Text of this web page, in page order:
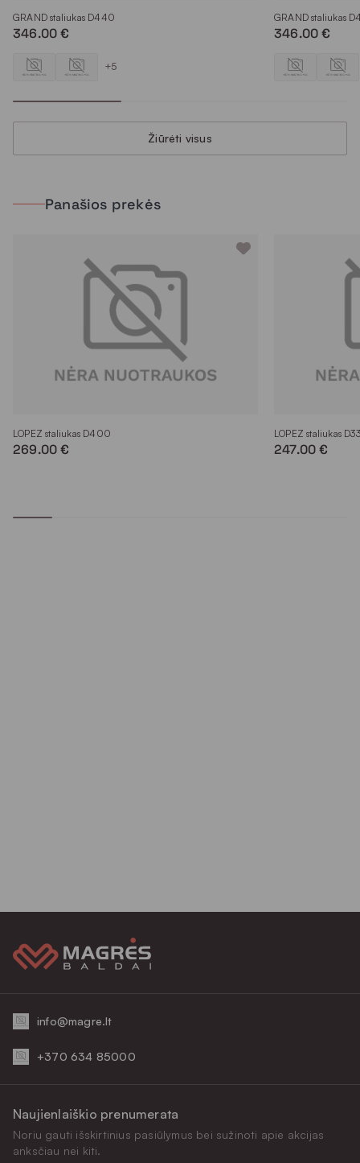
GRAND staliukas D440
346.00 €
+5
GRAND staliukas
346.00 €
Žiūrėti visus
Panašios prekės
LOPEZ staliukas D400
269.00 €
LOPEZ staliukas
247.00 €
info@magre.lt
+370 634 85000
Naujienlaiškio prenumerata
Noriu gauti išskirtinius pasiūlymus bei sužinoti apie akcijas
anksčiau nei kiti.